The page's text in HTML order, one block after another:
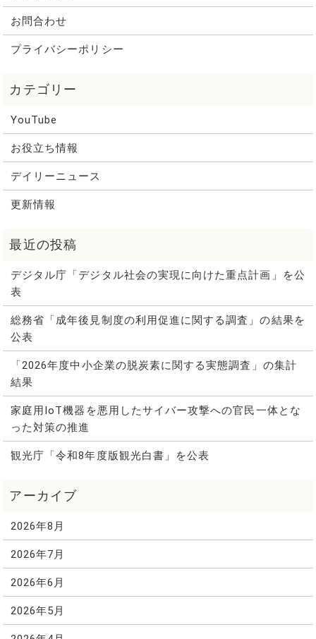
お問合わせ
プライバシーポリシー
YouTube
お役立ち情報
デイリーニュース
更新情報
デジタル庁「デジタル社会の実現に向けた重点計画」を公
表
総務省「成年後見制度の利用促進に関する調査」の結果を
公表
「2026年度中小企業の脱炭素に関する実態調査」の集計
結果
家庭用IoT機器を悪用したサイバー攻撃への官民一体とな
った対策の推進
観光庁「令和8年度版観光白書」を公表
2026年8月
2026年7月
2026年6月
2026年5月